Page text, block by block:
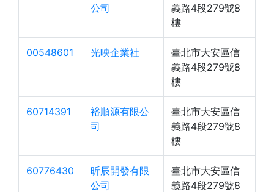
公司
義路4段279號8
樓
00548601 光映企業社
臺北市大安區信
義路4段279號8
樓
60714391
裕順源有限公
司
臺北市大安區信
義路4段279號8
樓
60776430
昕辰開發有限
公司
臺北市大安區信
義路4段279號8